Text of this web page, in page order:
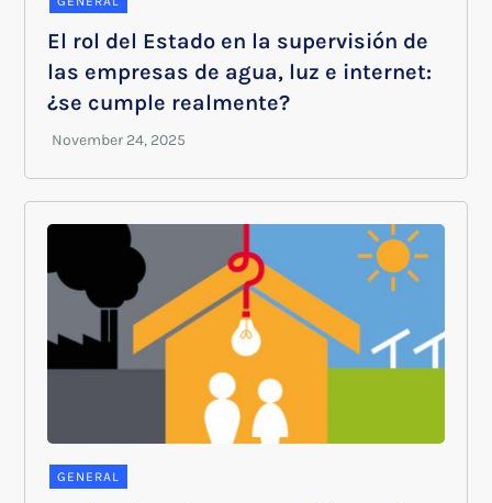
El rol del Estado en la supervisión de
las empresas de agua, luz e internet:
¿se cumple realmente?
GENERAL